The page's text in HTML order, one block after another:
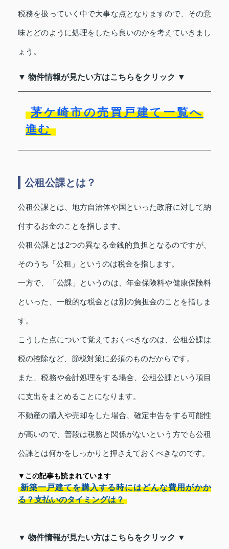
税務を扱っていく中で大事な点となりますので、その意
味とどのように処理をしたら良いのかを考えていきまし
ょう。
▼ 物件情報が見たい方はこちらをクリック ▼
茅ケ崎市の売買戸建て一覧へ
進む
公租公課とは？
公租公課とは、地方自治体や国といった政府に対して納
付するお金のことを指します。
公租公課とは2つの異なる金銭的負担となるのですが、
そのうち「公租」というのは税金を指します。
一方で、「公課」というのは、年金保険料や健康保険料
といった、一般的な税金とは別の負担金のことを指しま
す。
こうした点について覚えておくべきなのは、公租公課は
税の控除など、節税対策に必須のものだからです。
また、税務や会計処理をする場合、公租公課という項目
に支出をまとめることになります。
不動産の購入や売却をした場合、確定申告をする可能性
が高いので、普段は税務と関係がないという方でも公租
公課とは何かをしっかりと押さえておくべきなのです。
▼この記事も読まれています
新築一戸建てを購入する時にはどんな費用がかか
る？支払いのタイミングは？
▼ 物件情報が見たい方はこちらをクリック ▼